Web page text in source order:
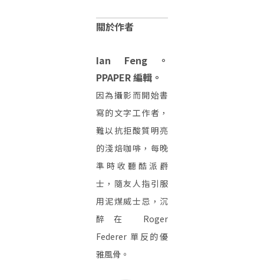
關於作者
Ian Feng。
PPAPER 編輯。
因為攝影而開始書
寫的文字工作者，
難以抗拒酸質明亮
的淺焙咖啡，每晚
準時收聽酷派爵
士，隨友人指引服
用泥煤威士忌，沉
醉在 Roger
Federer 單反的優
雅風骨。